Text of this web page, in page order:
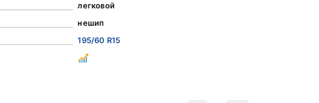
легковой
нешип
195/60 R15